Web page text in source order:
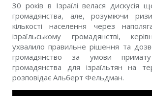
30 років в Ізраїлі велася дискусія
громадянства, але, розуміючи
кількості населення через
ізраїльському громадянстві,
ухвалило правильне рішення та
громадянство за умови примату
громадянства для ізраїльтян на
розповідає Альберт Фельдман.